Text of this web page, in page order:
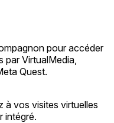
pour accéder
par VirtualMedia,
Quest.
vos visites virtuelles
intégré.